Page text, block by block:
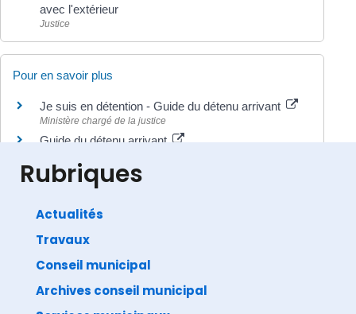
avec l'extérieur
Justice
Pour en savoir plus
Je suis en détention - Guide du détenu arrivant
Ministère chargé de la justice
Guide du détenu arrivant
Direction de l'information légale et administrative
Rubriques
Actualités
Travaux
Conseil municipal
Archives conseil municipal